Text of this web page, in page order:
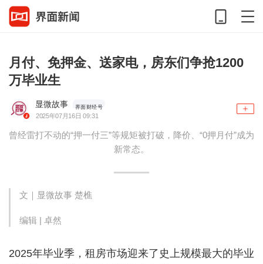
月付、免押金、送家电，房东们争抢1200
万毕业生
显微故事 界面财经号
2025年07月16日 09:31
曾经雷打不动的“押一付三”等规矩被打破，降价、“0押月付”成为
新常态。
文｜显微故事 楚樵
编辑 | 卓然
2025年毕业季，租房市场迎来了史上规模最大的毕业